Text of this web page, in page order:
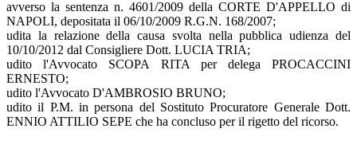
avverso la sentenza n. 4601/2009 della CORTE D'APPELLO di
NAPOLI, depositata il 06/10/2009 R.G.N. 168/2007;
udita la relazione della causa svolta nella pubblica udienza del
10/10/2012 dal Consigliere Dott. LUCIA TRIA;
udito l'Avvocato SCOPA RITA per delega PROCACCINI
ERNESTO;
udito l'Avvocato D'AMBROSIO BRUNO;
udito il P.M. in persona del Sostituto Procuratore Generale Dott.
ENNIO ATTILIO SEPE che ha concluso per il rigetto del ricorso.